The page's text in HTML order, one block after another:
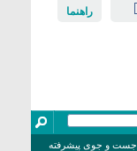
راهنما
جست و جوی پیشرفته